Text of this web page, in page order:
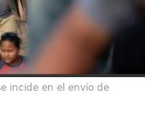
incide en el envío de